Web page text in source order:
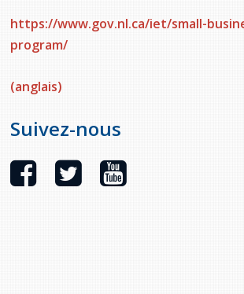
Lee Trowbridge
Randy Follet
Skye Fisher
Pamela Tucker
https://www.gov.nl.ca/iet/small-
program/
(anglais)
Suivez-nous